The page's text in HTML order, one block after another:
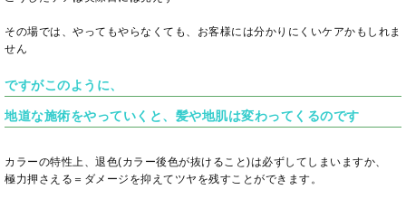
その場では、やってもやらなくても、お客様には分かりにくいケアかもしれま
せん
ですがこのように、
地道な施術をやっていくと、髪や地肌は変わってくるのです
カラーの特性上、退色(カラー後色が抜けること)は必ずしてしまいますか、
極力押さえる＝ダメージを抑えてツヤを残すことができます。